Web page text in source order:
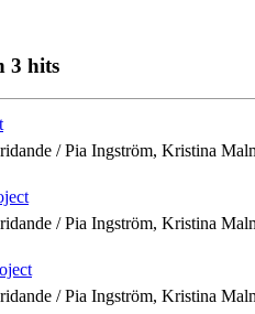
3 hits
/ Pia Ingström, Kristina
/ Pia Ingström, Kristina
/ Pia Ingström, Kristina